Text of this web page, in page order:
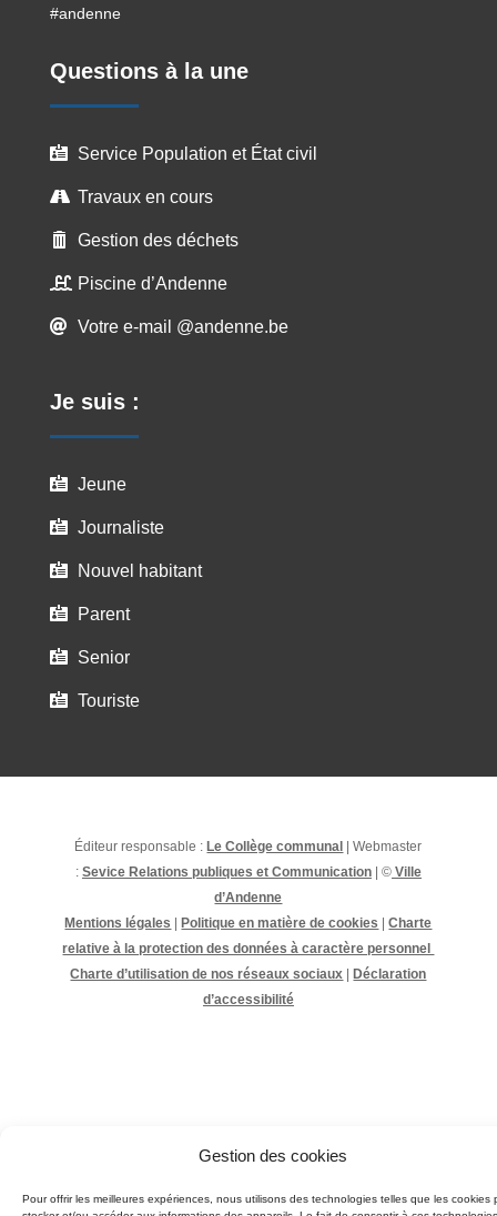
Gestion des cookies
Pour offrir les meilleures expériences, nous utilisons des technologies telles que les cookies
#andenne
Questions à la une
 Service Population et État civil
 Travaux en cours
 Gestion des déchets
 Piscine d’Andenne
 Votre e-mail @andenne.be
Je suis :
 Jeune
 Journaliste
 Nouvel habitant
 Parent
 Senior
 Touriste
Éditeur responsable : Le Collège communal
| Webmaster
: Sevice Relations publiques et Communication | © Ville
d’Andenne
Mentions légales
Politique en matière de cookies
Charte
relative à la protection des données à caractère personnel
Charte d’utilisation de nos réseaux sociaux
Déclaration
d’accessibilité